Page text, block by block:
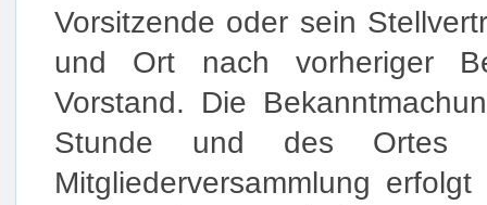
Vorsitzende oder sein
und Ort nach vorheriger
Vorstand. Die
Stunde und des Ortes
Mitgliederversammlung